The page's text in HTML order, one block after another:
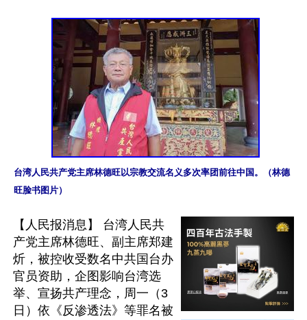
台湾人民共产党主席林德旺以宗教交流名义多次率团前往中国。（林德
旺脸书图片）
【人民报消息】 台湾人民共
产党主席林德旺、副主席郑建
炘，被控收受数名中共国台办
官员资助，企图影响台湾选
举、宣扬共产理念，周一（3
日）依《反渗透法》等罪名被